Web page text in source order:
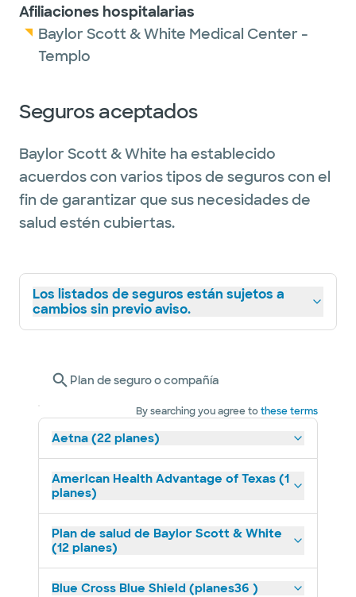
Afiliaciones hospitalarias
Baylor Scott & White Medical Center -
Templo
Seguros aceptados
Baylor Scott & White ha establecido
acuerdos con varios tipos de seguros con el
fin de garantizar que sus necesidades de
salud estén cubiertas.
Los listados de seguros están sujetos a
cambios sin previo aviso.
Plan de seguro o compañía
By searching you agree tothese terms
Aetna (22 planes)
American Health Advantage of Texas (1
planes)
Plan de salud de Baylor Scott & White
(12 planes)
Blue Cross Blue Shield (planes36 )